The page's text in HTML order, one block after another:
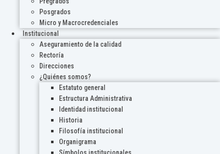
Posgrados
Micro y Macrocredenciales
Institucional
Aseguramiento de la calidad
Rectoría
Direcciones
¿Quiénes somos?
Estatuto general
Estructura Administrativa
Identidad institucional
Historia
Filosofía institucional
Organigrama